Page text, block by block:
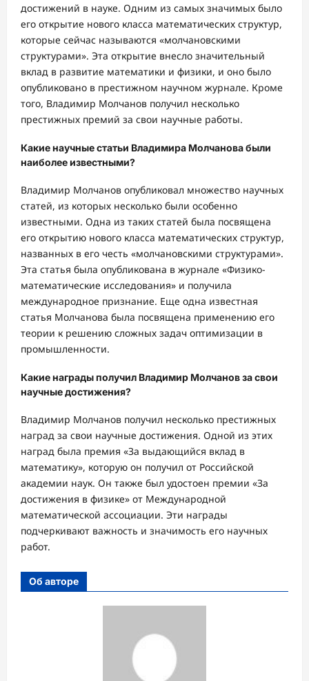
достижений в науке. Одним из самых значимых было
его открытие нового класса математических структур,
которые сейчас называются «молчановскими
структурами». Эта открытие внесло значительный
вклад в развитие математики и физики, и оно было
опубликовано в престижном научном журнале. Кроме
того, Владимир Молчанов получил несколько
престижных премий за свои научные работы.
Какие научные статьи Владимира Молчанова были
наиболее известными?
Владимир Молчанов опубликовал множество научных
статей, из которых несколько были особенно
известными. Одна из таких статей была посвящена
его открытию нового класса математических структур,
названных в его честь «молчановскими структурами».
Эта статья была опубликована в журнале «Физико-
математические исследования» и получила
международное признание. Еще одна известная
статья Молчанова была посвящена применению его
теории к решению сложных задач оптимизации в
промышленности.
Какие награды получил Владимир Молчанов за свои
научные достижения?
Владимир Молчанов получил несколько престижных
наград за свои научные достижения. Одной из этих
наград была премия «За выдающийся вклад в
математику», которую он получил от Российской
академии наук. Он также был удостоен премии «За
достижения в физике» от Международной
математической ассоциации. Эти награды
подчеркивают важность и значимость его научных
работ.
Об авторе